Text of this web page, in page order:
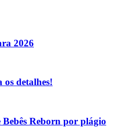
2026
detalhes!
Reborn por plágio